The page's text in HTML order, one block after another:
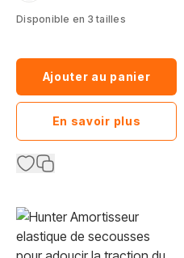
Disponible en 3 tailles
Ajouter au panier
En savoir plus